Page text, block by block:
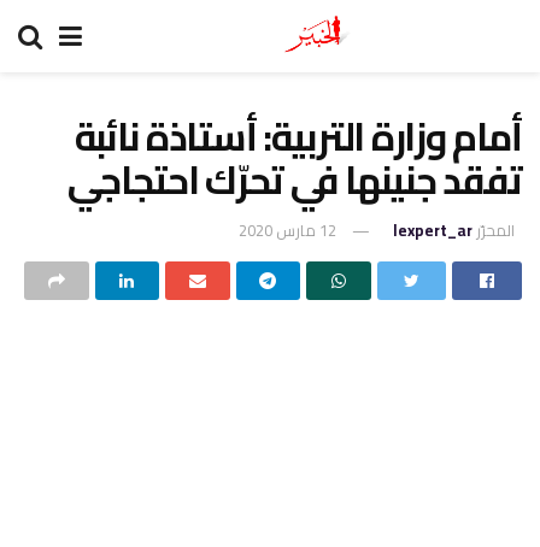
أمام وزارة التربية: أستاذة نائبة
تفقد جنينها في تحرّك احتجاجي
المحرّر lexpert_ar 12 مارس 2020